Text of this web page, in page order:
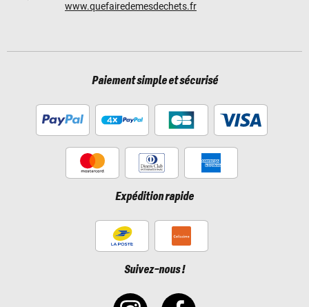
www.quefairedemesdechets.fr
Paiement simple et sécurisé
Expédition rapide
Suivez-nous !